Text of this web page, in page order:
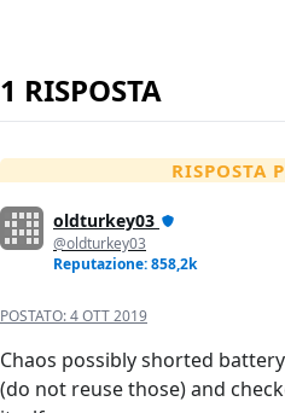
1 RISPOSTA
RISPOSTA
oldturkey03
@oldturkey03
Reputazione: 858,2k
POSTATO:4 OTT 2019
Chaos possibly shorted
(do not reuse those) and